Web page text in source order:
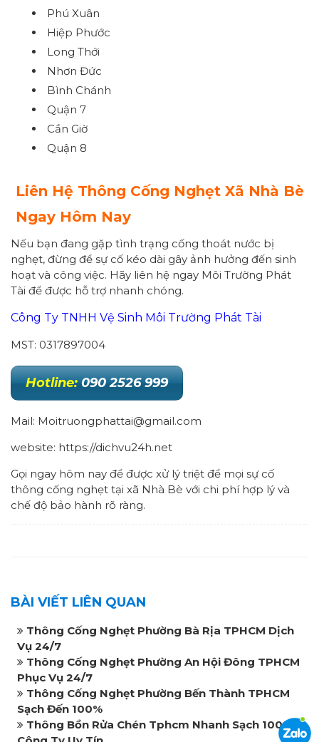
Phú Xuân
Hiệp Phước
Long Thới
Nhơn Đức
Bình Chánh
Quận 7
Cần Giờ
Quận 8
Liên Hệ Thông Cống Nghẹt Xã Nhà Bè
Ngay Hôm Nay
Nếu bạn đang gặp tình trạng cống thoát nước bị
nghẹt, đừng để sự cố kéo dài gây ảnh hưởng đến sinh
hoạt và công việc. Hãy liên hệ ngay Môi Trường Phát
Tài để được hỗ trợ nhanh chóng.
Công Ty TNHH Vệ Sinh Môi Trường Phát Tài
MST: 0317897004
Hotline: 090 2526 999
Mail: Moitruongphattai@gmail.com
website: https://dichvu24h.net
Gọi ngay hôm nay để được xử lý triệt để mọi sự cố
thông cống nghẹt tại xã Nhà Bè với chi phí hợp lý và
chế độ bảo hành rõ ràng.
BÀI VIẾT LIÊN QUAN
Thông Cống Nghẹt Phường Bà Rịa TPHCM Dịch
Vụ 24/7
Thông Cống Nghẹt Phường An Hội Đông TPHCM
Phục Vụ 24/7
Thông Cống Nghẹt Phường Bến Thành TPHCM
Sạch Đến 100%
Thông Bồn Rửa Chén Tphcm Nhanh Sạch 100%